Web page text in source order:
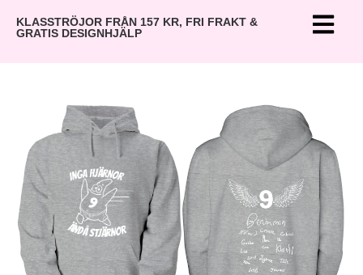
KLASSTRÖJOR FRÅN 157 KR, FRI FRAKT &
GRATIS DESIGNHJÄLP